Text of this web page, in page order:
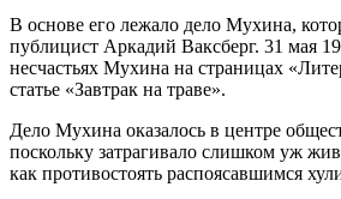
В основе его лежало дело Мухина,
публицист Аркадий Ваксберг. 31 мая
несчастьях Мухина на страницах
статье «Завтрак на траве».
Дело Мухина оказалось в центре
поскольку затрагивало слишком уж
как противостоять распоясавшимся